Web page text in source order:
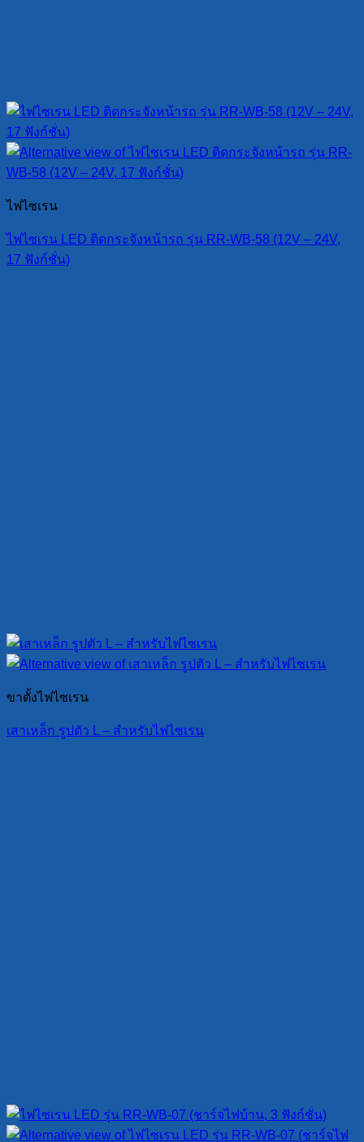
ไฟไซเรน
ไฟไซเรน LED ติดกระจังหน้ารถ รุ่น RR-WB-58 (12V – 24V,
17 ฟังก์ชั่น)
ขาตั้งไฟไซเรน
เสาเหล็ก รูปตัว L – สำหรับไฟไซเรน